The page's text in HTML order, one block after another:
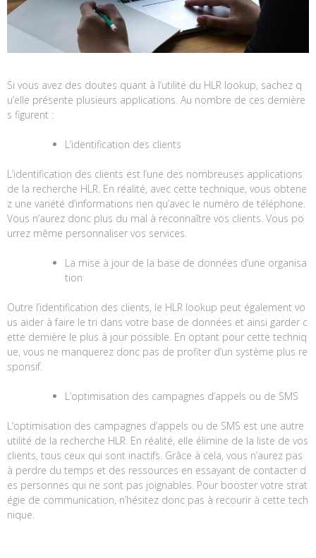
Si vous avez des doutes quant à l’utilité du HLR lookup, sachez q
u’elle présente plusieurs applications. Au nombre de ces dernière
s figurent :
L’identification des clients
L’identification des clients est l’une des nombreuses applications
de la recherche HLR. En réalité, avec cette technique, vous obtene
z une variété d’informations rien qu’avec le numéro de téléphone.
Vous n’aurez donc plus du mal à reconnaître vos clients. Vous po
urrez même personnaliser vos services.
La mise à jour de la base de données d’une organisa
tion
Outre l’identification des clients, le HLR lookup peut également vo
us aider à faire le tri dans votre base de données et ainsi garder c
ette dernière le plus à jour possible. En optant pour cette techniq
ue, vous ne manquerez donc pas de profiter d’un système plus re
sponsif.
L’optimisation des campagnes d’appels ou de SMS
L’optimisation des campagnes d’appels ou de SMS est une autre
utilité de la recherche HLR. En réalité, elle élimine de la liste de vos
clients, tous ceux qui sont inactifs. Grâce à cela, vous n’aurez pas
à perdre du temps et des ressources en essayant de contacter d
es personnes qui ne sont pas joignables. Pour booster votre strat
égie de communication, n’hésitez donc pas à recourir à cette tech
nique.